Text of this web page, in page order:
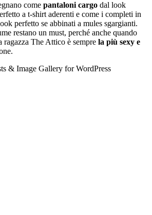
come pantaloni cargo dal look
a t-shirt aderenti e come i completi in
perfetto se abbinati a mules sgargianti.
restano un must, perché anche quando
ragazza The Attico è sempre la più sexy e